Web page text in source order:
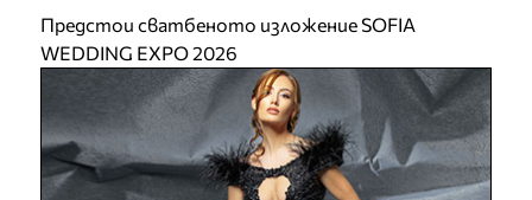
Предстои сватбеното изложение SOFIA
WEDDING EXPO 2026